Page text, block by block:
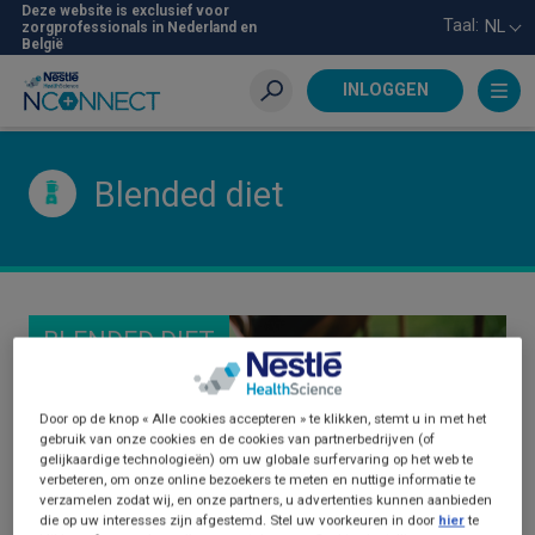
Skip
main
content
Deze website is exclusief voor
zorgprofessionals in Nederland en
België
Taal: NL
INLOGGEN
Zoeken
Blended diet
BLENDED DIET
Door op de knop « Alle cookies accepteren » te klikken, stemt u in met het
gebruik van onze cookies en de cookies van partnerbedrijven (of
gelijkaardige technologieën) om uw globale surfervaring op het web te
verbeteren, om onze online bezoekers te meten en nuttige informatie te
verzamelen zodat wij, en onze partners, u advertenties kunnen aanbieden
die op uw interesses zijn afgestemd. Stel uw voorkeuren in door hier te